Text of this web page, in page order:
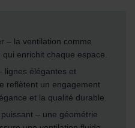
– la ventilation comme
enrichit chaque espace.
lignes élégantes et
reflètent un engagement
et la qualité durable.
– une géométrie